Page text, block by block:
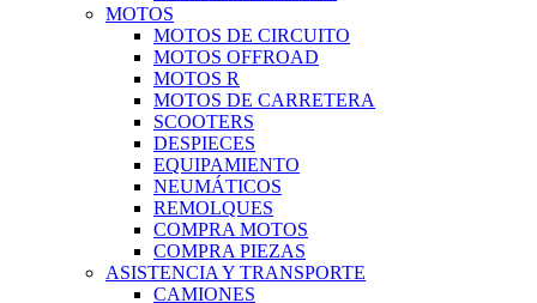
MOTOS
MOTOS DE CIRCUITO
MOTOS OFFROAD
MOTOS R
MOTOS DE CARRETERA
SCOOTERS
DESPIECES
EQUIPAMIENTO
NEUMÁTICOS
REMOLQUES
COMPRA MOTOS
COMPRA PIEZAS
ASISTENCIA Y TRANSPORTE
CAMIONES